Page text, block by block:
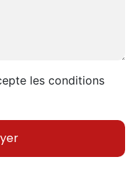
les conditions